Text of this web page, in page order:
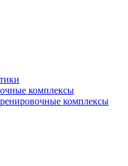
комплексы
комплексы